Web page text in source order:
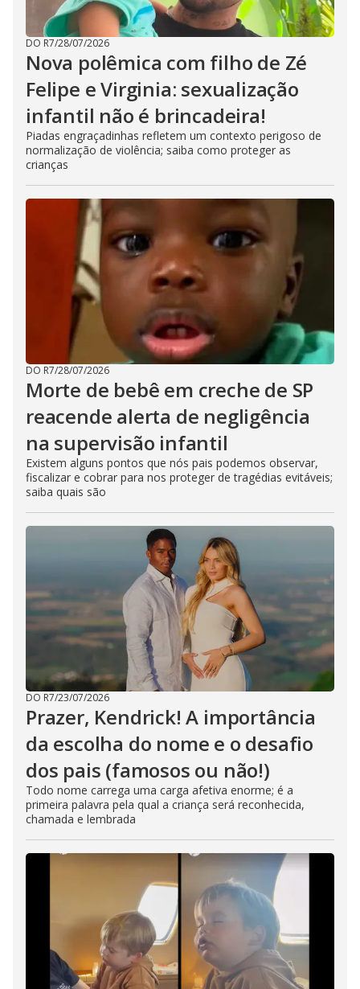
DO R7/28/07/2026
Nova polêmica com filho de Zé
Felipe e Virginia: sexualização
infantil não é brincadeira!
Piadas engraçadinhas refletem um contexto perigoso de
normalização de violência; saiba como proteger as
crianças
DO R7/28/07/2026
Morte de bebê em creche de SP
reacende alerta de negligência
na supervisão infantil
Existem alguns pontos que nós pais podemos observar,
fiscalizar e cobrar para nos proteger de tragédias evitáveis;
saiba quais são
DO R7/23/07/2026
Prazer, Kendrick! A importância
da escolha do nome e o desafio
dos pais (famosos ou não!)
Todo nome carrega uma carga afetiva enorme; é a
primeira palavra pela qual a criança será reconhecida,
chamada e lembrada